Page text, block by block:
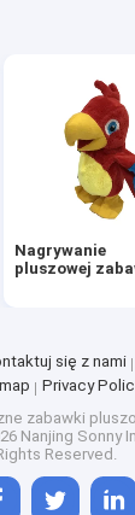
Nagrywanie
pluszowej
się z nami
Privacy
zabawki
Nanjing Sonny
Reserved.